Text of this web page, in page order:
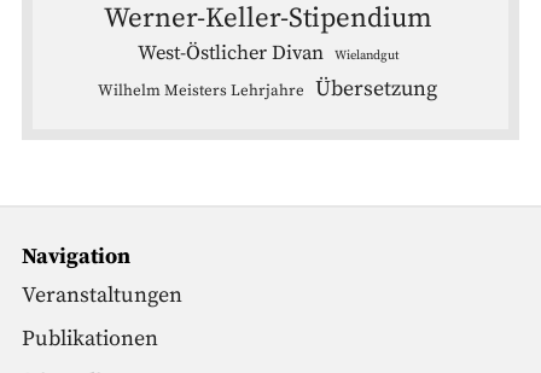
Werner-Keller-Stipendium
West-Östlicher Divan Wielandgut
Wilhelm Meisters Lehrjahre Übersetzung
Navigation
Veranstaltungen
Publikationen